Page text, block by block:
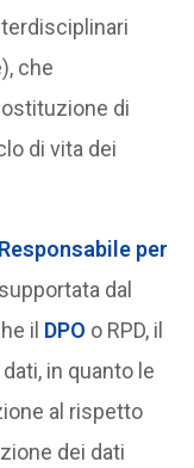
che
di
di vita dei
Responsabile per
dal
il DPO o RPD, il
in quanto le
al rispetto
dei dati